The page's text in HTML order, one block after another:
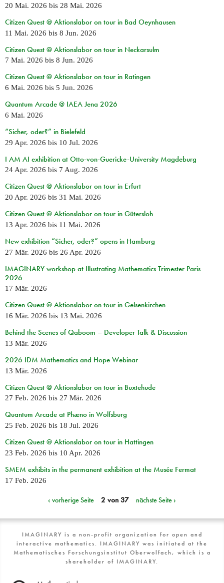
20 Mai. 2026 bis 28 Mai. 2026
Citizen Quest @ Aktionslabor on tour in Bad Oeynhausen
11 Mai. 2026 bis 8 Jun. 2026
Citizen Quest @ Aktionslabor on tour in Neckarsulm
7 Mai. 2026 bis 8 Jun. 2026
Citizen Quest @ Aktionslabor on tour in Ratingen
6 Mai. 2026 bis 5 Jun. 2026
Quantum Arcade @ IAEA Jena 2026
6 Mai. 2026
“Sicher, oder?” in Bielefeld
29 Apr. 2026 bis 10 Jul. 2026
I AM AI exhibition at Otto-von-Guericke-University Magdeburg
24 Apr. 2026 bis 7 Aug. 2026
Citizen Quest @ Aktionslabor on tour in Erfurt
20 Apr. 2026 bis 31 Mai. 2026
Citizen Quest @ Aktionslabor on tour in Gütersloh
13 Apr. 2026 bis 11 Mai. 2026
New exhibition “Sicher, oder?” opens in Hamburg
27 Mär. 2026 bis 26 Apr. 2026
IMAGINARY workshop at Illustrating Mathematics Trimester Paris
2026
17 Mär. 2026
Citizen Quest @ Aktionslabor on tour in Gelsenkirchen
16 Mär. 2026 bis 13 Mai. 2026
Behind the Scenes of Qaboom – Developer Talk & Discussion
13 Mär. 2026
2026 IDM Mathematics and Hope Webinar
13 Mär. 2026
Citizen Quest @ Aktionslabor on tour in Buxtehude
27 Feb. 2026 bis 27 Mär. 2026
Quantum Arcade at Phæno in Wolfsburg
25 Feb. 2026 bis 18 Jul. 2026
Citizen Quest @ Aktionslabor on tour in Hattingen
23 Feb. 2026 bis 10 Apr. 2026
SMEM exhibits in the permanent exhibition at the Musée Fermat
17 Feb. 2026
‹ vorherige Seite 2 von 37 nächste Seite ›
IMAGINARY is a non-profit organization for open and
interactive mathematics. IMAGINARY was initiated at the
Mathematisches Forschungsinstitut Oberwolfach, which is a
shareholder of IMAGINARY.